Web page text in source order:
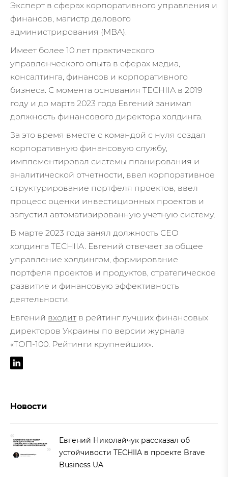
Эксперт в сферах корпоративного управления и
финансов, магистр делового
администрирования (MBA).
Имеет более 10 лет практического
управленческого опыта в сферах медиа,
консалтинга, финансов и корпоративного
бизнеса. С момента основания TECHIIA в 2019
году и до марта 2023 года Евгений занимал
должность финансового директора холдинга.
За это время вместе с командой с нуля создал
корпоративную финансовую службу,
имплементировал системы планирования и
аналитической отчетности, ввел корпоративное
структурирование портфеля проектов, ввел
процесс оценки инвестиционных проектов и
запустил автоматизированную учетную систему.
В марте 2023 года занял должность CEO
холдинга TECHIIA. Евгений отвечает за общее
управление холдингом, формирование
портфеля проектов и продуктов, стратегическое
развитие и финансовую эффективность
деятельности.
Евгений входит в рейтинг лучших финансовых
директоров Украины по версии журнала
«ТОП-100. Рейтинги крупнейших».
Новости
Евгений Николайчук рассказал об
устойчивости TECHIIA в проекте Brave
Business UA